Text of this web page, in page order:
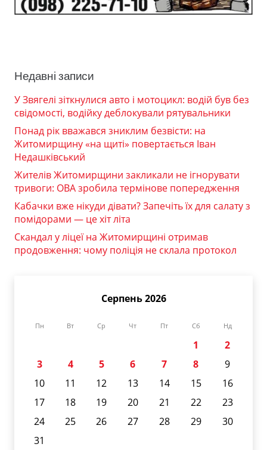
Недавні записи
У Звягелі зіткнулися авто і мотоцикл: водій був без
свідомості, водійку деблокували рятувальники
Понад рік вважався зниклим безвісти: на
Житомирщину «на щиті» повертається Іван
Недашківський
Жителів Житомирщини закликали не ігнорувати
тривоги: ОВА зробила термінове попередження
Кабачки вже нікуди дівати? Запечіть їх для салату з
помідорами — це хіт літа
Скандал у ліцеї на Житомирщині отримав
продовження: чому поліція не склала протокол
Серпень 2026
Пн Вт Ср Чт Пт Сб Нд
1
2
3
4 5 6 7 8
9
10
11 12 13 14 15
16
17
18 19 20 21 22
23
24
25 26 27 28 29
30
31